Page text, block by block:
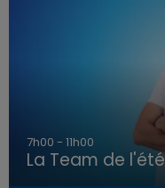
7h00 - 11h00
La Team de l'été